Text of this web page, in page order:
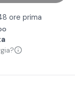
ore prima